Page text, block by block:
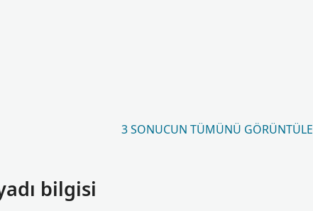
3 SONUCUN TÜMÜNÜ GÖRÜNTÜLE
bilgisi